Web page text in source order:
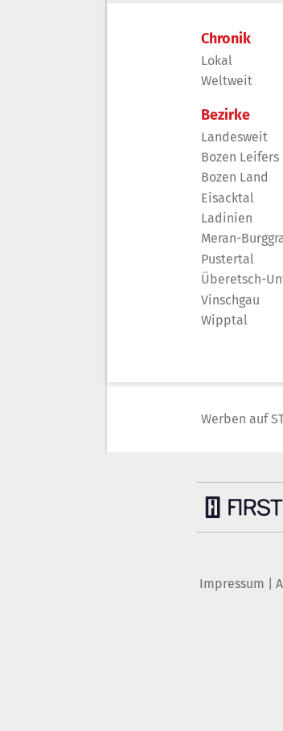
Chronik
Lokal
Weltweit
Bezirke
Landesweit
Bozen Leifers
Bozen Land
Eisacktal
Ladinien
Meran-
Pustertal
Überetsch-
Vinschgau
Wipptal
Werben auf
Impressum